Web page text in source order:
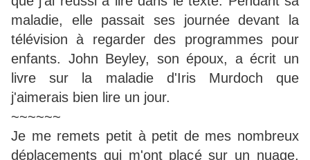
maladie, elle passait ses journée devant la
télévision à regarder des programmes pour
enfants. John Beyley, son époux, a écrit un
livre sur la maladie d'Iris Murdoch que
j'aimerais bien lire un jour.
~~~~~~
Je me remets petit à petit de mes nombreux
déplacements qui m'ont placé sur un nuage,